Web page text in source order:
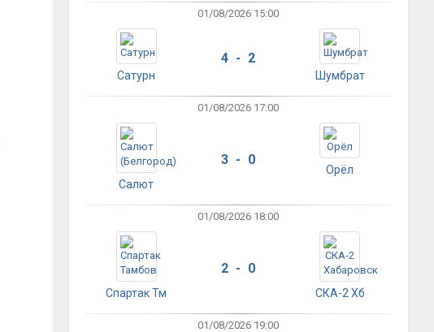
01/08/2026 15:00
Сатурн
4 - 2
Шумбрат
01/08/2026 17:00
Салют
3 - 0
Орёл
01/08/2026 18:00
Спартак Тм
2 - 0
СКА-2 Хб
01/08/2026 19:00